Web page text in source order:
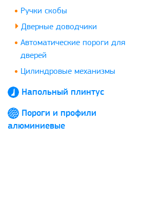
Ручки скобы
Дверные доводчики
Автоматические пороги для
дверей
Цилиндровые механизмы
Напольный плинтус
Пороги и профили
алюминиевые